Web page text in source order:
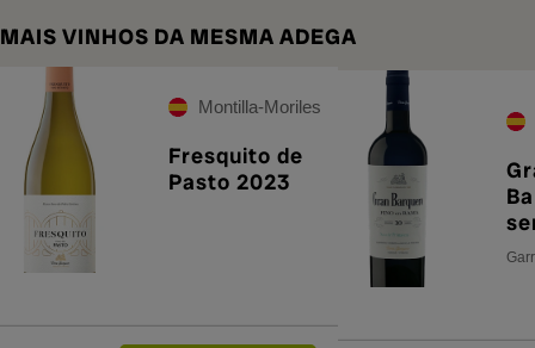
MAIS VINHOS DA MESMA ADEGA
Montilla-Moriles
Fresquito de
Pasto 2023